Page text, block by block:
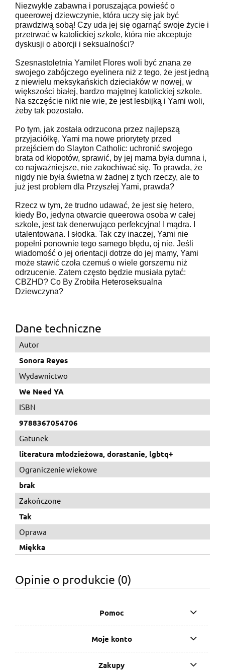
Niezwykle zabawna i poruszająca powieść o
queerowej dziewczynie, która uczy się jak być
prawdziwą sobą! Czy uda jej się ogarnąć swoje życie i
przetrwać w katolickiej szkole, która nie akceptuje
dyskusji o aborcji i seksualności?
Szesnastoletnia Yamilet Flores woli być znana ze
swojego zabójczego eyelinera niż z tego, że jest jedną
z niewielu meksykańskich dzieciaków w nowej, w
większości białej, bardzo majętnej katolickiej szkole.
Na szczęście nikt nie wie, że jest lesbijką i Yami woli,
żeby tak pozostało.
Po tym, jak została odrzucona przez najlepszą
przyjaciółkę, Yami ma nowe priorytety przed
przejściem do Slayton Catholic: uchronić swojego
brata od kłopotów, sprawić, by jej mama była dumna i,
co najważniejsze, nie zakochiwać się. To prawda, że
nigdy nie była świetna w żadnej z tych rzeczy, ale to
już jest problem dla Przyszłej Yami, prawda?
Rzecz w tym, że trudno udawać, że jest się hetero,
kiedy Bo, jedyna otwarcie queerowa osoba w całej
szkole, jest tak denerwująco perfekcyjna! I mądra. I
utalentowana. I słodka. Tak czy inaczej, Yami nie
popełni ponownie tego samego błędu, oj nie. Jeśli
wiadomość o jej orientacji dotrze do jej mamy, Yami
może stawić czoła czemuś o wiele gorszemu niż
odrzucenie. Zatem często będzie musiała pytać:
CBZHD? Co By Zrobiła Heteroseksualna
Dziewczyna?
Dane techniczne
Autor
Sonora Reyes
Wydawnictwo
We Need YA
ISBN
9788367054706
Gatunek
literatura młodzieżowa, dorastanie, lgbtq+
Ograniczenie wiekowe
brak
Zakończone
Tak
Oprawa
Miękka
Opinie o produkcie (0)
Pomoc
Moje konto
Zakupy